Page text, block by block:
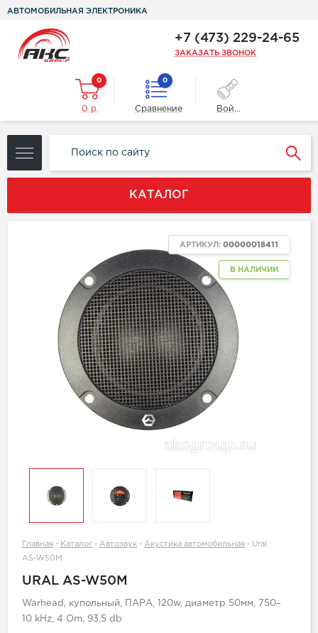
АВТОМОБИЛЬНАЯ ЭЛЕКТРОНИКА
+7 (473) 229-24-65
ЗАКАЗАТЬ ЗВОНОК
0
0 р.
0
Сравнение Войти
КАТАЛОГ
В НАЛИЧИИ
АРТИКУЛ: 00000018411
Главная - Каталог - Автозвук - Акустика автомобильная - Ural
AS-W50M
URAL AS-W50M
Warhead, купольный, ПАРА, 120w, диаметр 50мм, 750–
10 kHz, 4 Om, 93.5 db